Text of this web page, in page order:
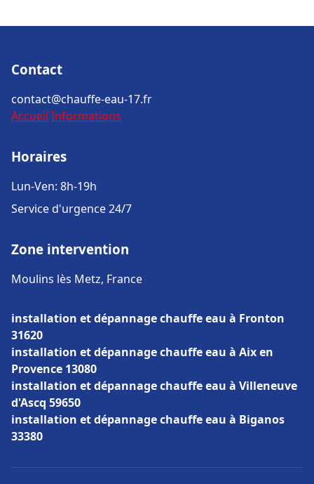
Contact
contact@chauffe-eau-17.fr
Accueil Informations
Horaires
Lun-Ven: 8h-19h
Service d'urgence 24/7
Zone intervention
Moulins lès Metz, France
installation et dépannage chauffe eau à Fronton
31620
installation et dépannage chauffe eau à Aix en
Provence 13080
installation et dépannage chauffe eau à Villeneuve
d'Ascq 59650
installation et dépannage chauffe eau à Biganos
33380